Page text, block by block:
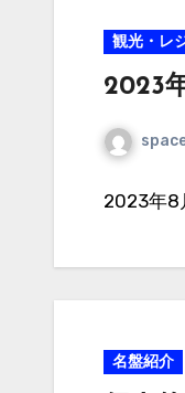
観光・レ
2023
2023年8
名盤紹介